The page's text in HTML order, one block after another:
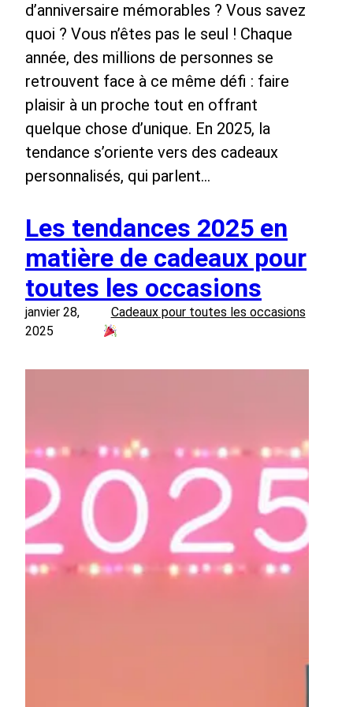
d’anniversaire mémorables ? Vous savez
quoi ? Vous n’êtes pas le seul ! Chaque
année, des millions de personnes se
retrouvent face à ce même défi : faire
plaisir à un proche tout en offrant
quelque chose d’unique. En 2025, la
tendance s’oriente vers des cadeaux
personnalisés, qui parlent…
Les tendances 2025 en
matière de cadeaux pour
toutes les occasions
janvier 28,
2025
Cadeaux pour toutes les occasions